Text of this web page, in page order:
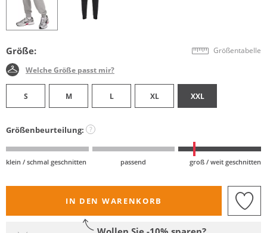
Größe: Größentabelle
Welche Größe passt mir?
S M L XL XXL
Größenbeurteilung: ?
klein / schmal geschnitten passend groß / weit geschnitten
IN DEN WARENKORB